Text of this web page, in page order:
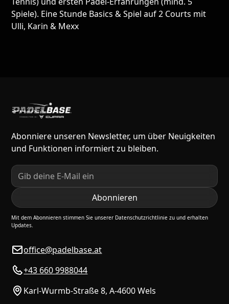
Spiele). Eine Stunde Basics & Spiel auf 2 Courts mit
Ulli, Karin & Mexx
Abonniere unseren Newsletter, um über Neuigkeiten
und Funktionen informiert zu bleiben.
Mit dem Abonnieren stimmen Sie unserer Datenschutzrichtlinie zu und erhalten
Updates.
office@padelbase.at
+43 660 9988044
Karl-Wurmb-Straße 8, A-4600 Wels